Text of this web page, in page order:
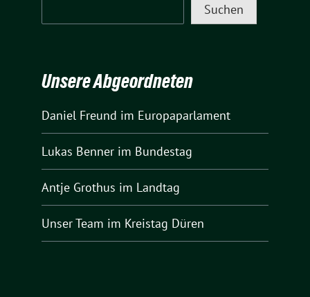
Suchen
Unsere Abgeordneten
Daniel Freund im Europaparlament
Lukas Benner im Bundestag
Antje Grothus im Landtag
Unser Team im Kreistag Düren